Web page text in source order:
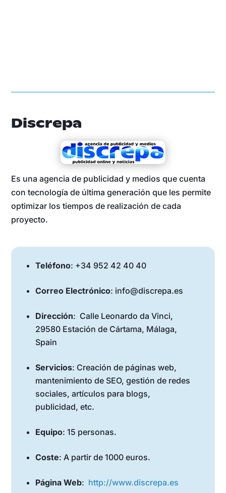
Discrepa
Es una agencia de publicidad y medios que cuenta
con tecnología de última generación que les permite
optimizar los tiempos de realización de cada
proyecto.
Teléfono: +34 952 42 40 40
Correo Electrónico: info@discrepa.es
Dirección: Calle Leonardo da Vinci,
29580 Estación de Cártama, Málaga,
Spain
Servicios: Creación de páginas web,
mantenimiento de SEO, gestión de redes
sociales, artículos para blogs,
publicidad, etc.
Equipo: 15 personas.
Coste: A partir de 1000 euros.
Página Web: http://www.discrepa.es